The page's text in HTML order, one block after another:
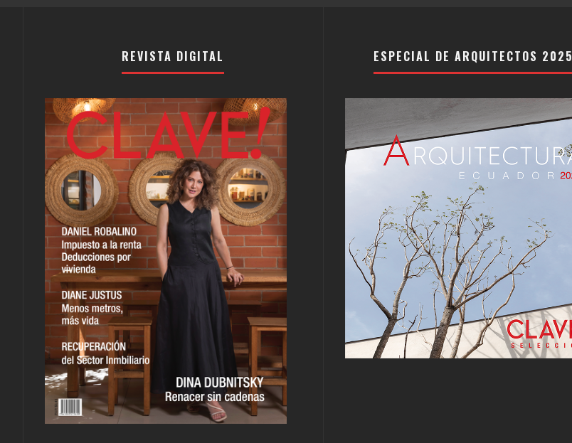
REVISTA DIGITAL ESPECIAL DE ARQUITECTOS 2025